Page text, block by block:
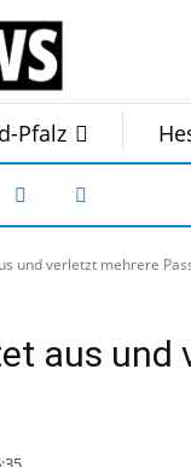
Pfalz
und verletzt mehrere
aus und